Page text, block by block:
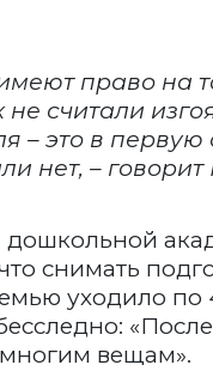
имеют право на
считали
– это в
нет, –
снимать
уходило по
вещам».